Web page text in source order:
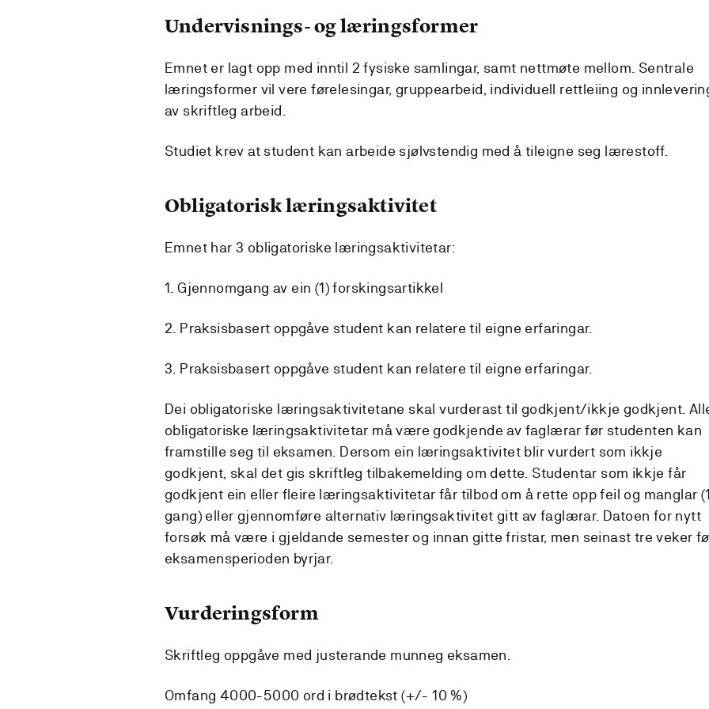
Undervisnings- og læringsformer
Emnet er lagt opp med inntil 2 fysiske samlingar, samt nettmøte mellom. Sentrale
læringsformer vil vere førelesingar, gruppearbeid, individuell rettleiing og
av skriftleg arbeid.
Studiet krev at student kan arbeide sjølvstendig med å tileigne seg lærestoff.
Obligatorisk læringsaktivitet
Emnet har 3 obligatoriske læringsaktivitetar:
1. Gjennomgang av ein (1) forskingsartikkel
2. Praksisbasert oppgåve student kan relatere til eigne erfaringar.
3. Praksisbasert oppgåve student kan relatere til eigne erfaringar.
Dei obligatoriske læringsaktivitetane skal vurderast til godkjent/ikkje godkjent.
obligatoriske læringsaktivitetar må være godkjende av faglærar før studenten kan
framstille seg til eksamen. Dersom ein læringsaktivitet blir vurdert som ikkje
godkjent, skal det gis skriftleg tilbakemelding om dette. Studentar som ikkje får
godkjent ein eller fleire læringsaktivitetar får tilbod om å rette opp feil og manglar
gang) eller gjennomføre alternativ læringsaktivitet gitt av faglærar. Datoen for nytt
forsøk må være i gjeldande semester og innan gitte fristar, men seinast tre veker
eksamensperioden byrjar.
Vurderingsform
Skriftleg oppgåve med justerande munneg eksamen.
Omfang 4000-5000 ord i brødtekst (+/- 10 %)